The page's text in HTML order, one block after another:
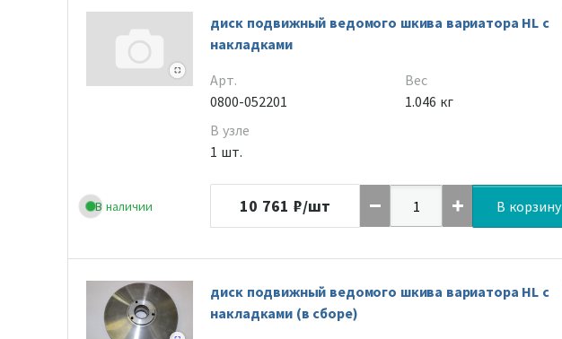
В наличии
диск подвижный ведомого шкива вариатора HL с
накладками
Арт.
0800-052201
В узле
1 шт.
Вес
1.046 кг
10 761 ₽/шт В корзину
диск подвижный ведомого шкива вариатора HL с
накладками (в сборе)